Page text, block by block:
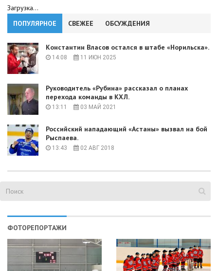
Загрузка...
ПОПУЛЯРНОЕ
СВЕЖЕЕ ОБСУЖДЕНИЯ
Константин Власов остался в штабе «Норильска».
14:08 11 ИЮН 2025
Руководитель «Рубина» рассказал о планах
перехода команды в КХЛ.
13:11 03 МАЙ 2021
Российский нападающий «Астаны» вызвал на бой
Рыспаева.
13:43 02 АВГ 2018
ФОТОРЕПОРТАЖИ